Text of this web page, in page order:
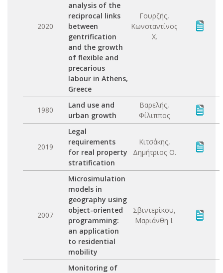
2020
analysis of the
reciprocal links
between
gentrification
and the growth
of flexible and
precarious
labour in Athens,
Greece
Γουρζής,
Κωνσταντίνος
Χ.
1980
Land use and
urban growth
Βαρελής,
Φίλιππος
2019
Legal
requirements
for real property
stratification
Κιτσάκης,
Δημήτριος Ο.
2007
Microsimulation
models in
geography using
object-oriented
programming:
an application
to residential
mobility
Σβιντερίκου,
Μαριάνθη Ι.
Monitoring of